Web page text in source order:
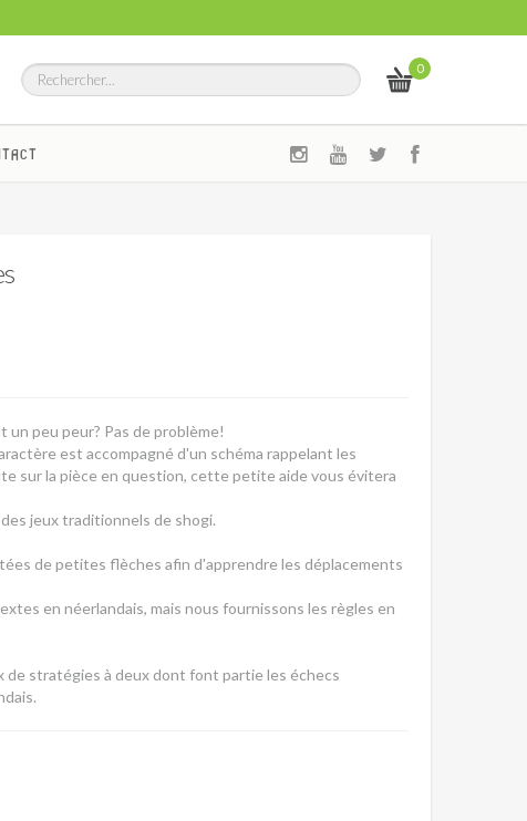
0
un peu peur? Pas de problème!
est accompagné d'un schéma rappelant les
sur la pièce en question, cette petite aide vous évitera
jeux traditionnels de shogi.
de petites flèches afin d'apprendre les déplacements
en néerlandais, mais nous fournissons les règles en
de stratégies à deux dont font partie les échecs